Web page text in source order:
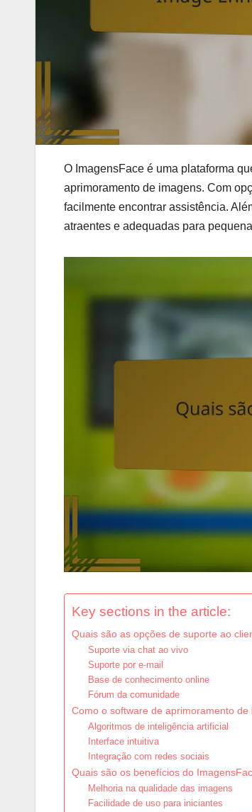
O ImagensFace é uma plataforma
aprimoramento de imagens. Com
facilmente encontrar assistência.
atraentes e adequadas para
Key sections in the article:
Quais são as opções de suporte ao
Suporte via chat ao vivo
Suporte por e-mail
Base de conhecimento online
Fórum da comunidade
Como o software de aprimoramento
Algoritmos de inteligência artificial
Interface intuitiva
Integração com redes sociais
Quais são os benefícios do
Melhoria na qualidade das imagens
Facilidade de uso para iniciantes